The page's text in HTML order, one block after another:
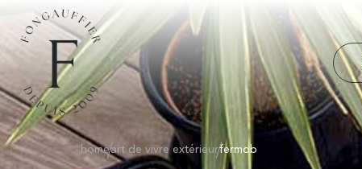
homeart de vivre extérieurfermob